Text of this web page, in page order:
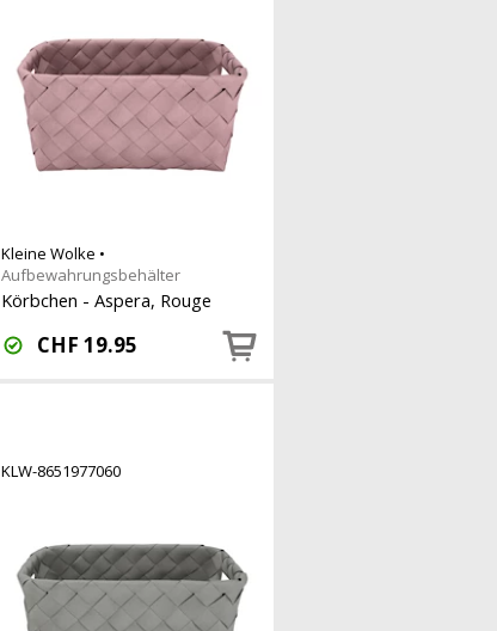
Kleine Wolke •
Aufbewahrungsbehälter
Körbchen - Aspera, Rouge
CHF 19.95
KLW-8651977060